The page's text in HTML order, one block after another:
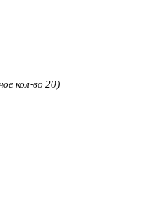
кол-во 20)